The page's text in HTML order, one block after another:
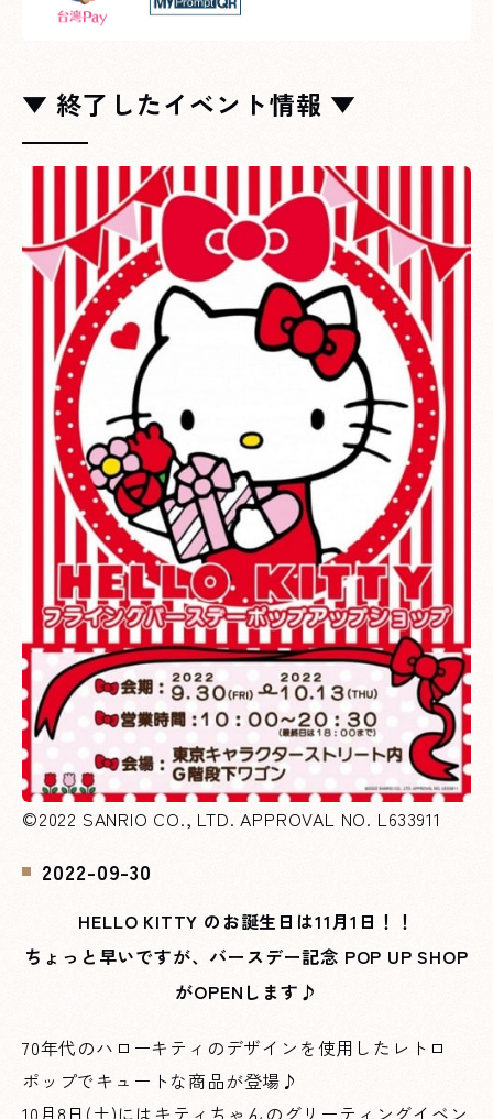
▼ 終了したイベント情報 ▼
©2022 SANRIO CO., LTD. APPROVAL NO. L633911
2022-09-30
HELLO KITTY のお誕生日は11月1日！！
ちょっと早いですが、バースデー記念 POP UP SHOP
がOPENします♪
70年代のハローキティのデザインを使用したレトロ
ポップでキュートな商品が登場♪
10月8日(土)にはキティちゃんのグリーティングイベン